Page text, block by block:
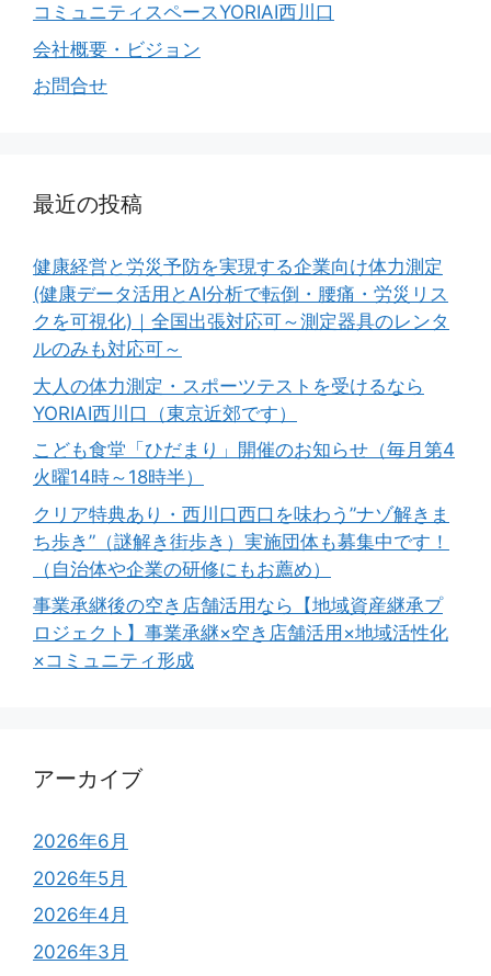
コミュニティスペースYORIAI西川口
会社概要・ビジョン
お問合せ
最近の投稿
健康経営と労災予防を実現する企業向け体力測定
(健康データ活用とAI分析で転倒・腰痛・労災リス
クを可視化)｜全国出張対応可～測定器具のレンタ
ルのみも対応可～
大人の体力測定・スポーツテストを受けるなら
YORIAI西川口（東京近郊です）
こども食堂「ひだまり」開催のお知らせ（毎月第4
火曜14時～18時半）
クリア特典あり・西川口西口を味わう”ナゾ解きま
ち歩き”（謎解き街歩き）実施団体も募集中です！
（自治体や企業の研修にもお薦め）
事業承継後の空き店舗活用なら【地域資産継承プ
ロジェクト】事業承継×空き店舗活用×地域活性化
×コミュニティ形成
アーカイブ
2026年6月
2026年5月
2026年4月
2026年3月